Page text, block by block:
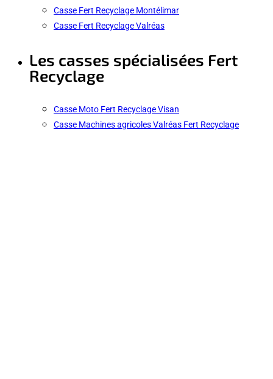
Casse Fert Recyclage Montélimar
Casse Fert Recyclage Valréas
Les casses spécialisées Fert
Recyclage
Casse Moto Fert Recyclage Visan
Casse Machines agricoles Valréas Fert Recyclage